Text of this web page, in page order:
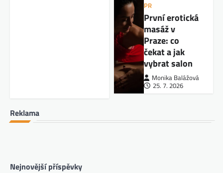
PR
První erotická
masáž v
Praze: co
čekat a jak
vybrat salon
Monika Balážová
25. 7. 2026
Reklama
Nejnovější příspěvky